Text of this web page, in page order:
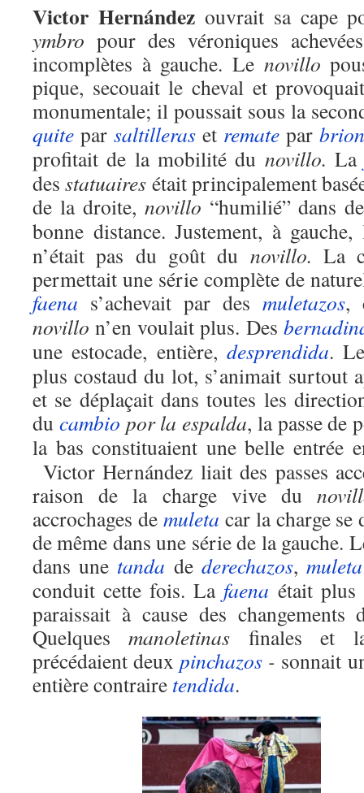
Victor Hernándezouvrait sa cape
ymbro pour des véroniques
incomplètes à gauche. Le novillo
pique, secouait le cheval et
monumentale; il poussait sous la
quite par saltilleras et remate par
profitait de la mobilité du novillo.
desstatuaires était principalement
de la droite, novillo “humilié” dans
bonne distance. Justement, à
n’était pas du goût du novillo.La
permettait une série complète de
faena s’achevait par des muletazos,
novillon’en voulait plus. Des
une estocade, entière, desprendida.
plus costaud du lot, s’animait surtout
et se déplaçait dans toutes les
du cambio por la espalda, la passe de
la bas constituaient une belle entrée
Victor Hernández liait des passes
raison de la charge vive du
accrochages de muleta car la charge
de même dans une série de la gauche.
dans une tanda de derechazos,muleta
conduit cette fois. La faena était plus
paraissait à cause des
Quelquesmanoletinas finales et
précédaient deuxpinchazos - sonnait
entière contraire tendida.